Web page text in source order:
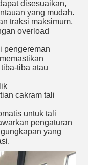
disesuaikan,
yang mudah.
traksi maksimum,
overload
pengereman
tiba atau
cakram tali
untuk tali
pengaturan
yang